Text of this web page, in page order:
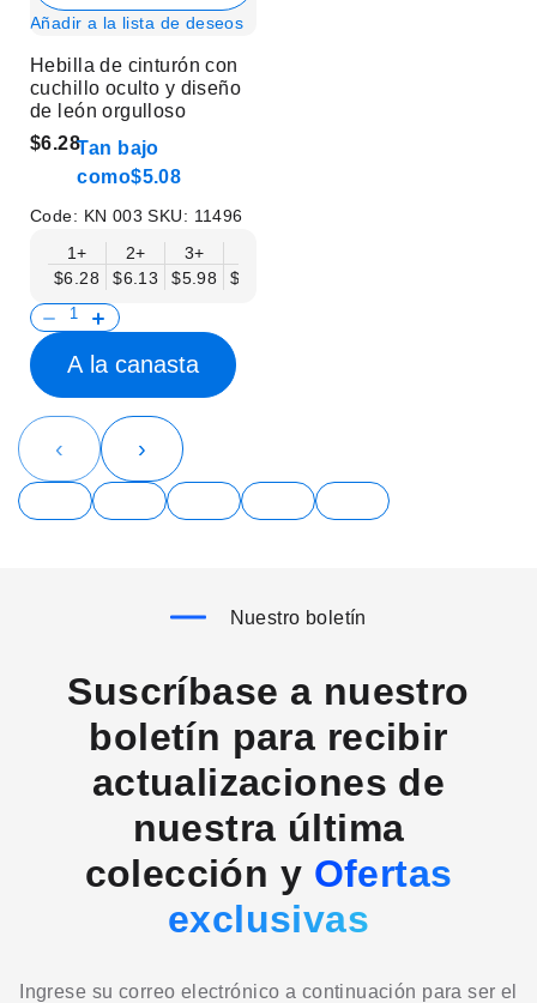
Añadir a la lista de deseos
Hebilla de cinturón con
cuchillo oculto y diseño
de león orgulloso
$6.28Tan bajo
como$5.08
Code: KN 003SKU: 11496
1+
$6.28
2+
$6.13
3+
$5.98
$5.83
A la canasta
‹ ›
Nuestro boletín
Suscríbase a nuestro
boletín para recibir
actualizaciones de
nuestra última
colección y Ofertas
exclusivas
Ingrese su correo electrónico a continuación para ser el